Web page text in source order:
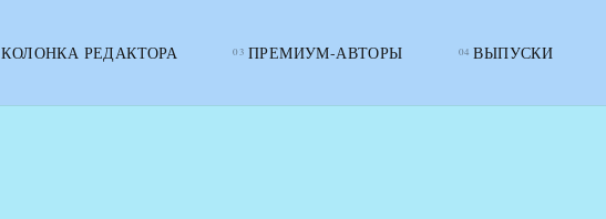
КОЛОНКА РЕДАКТОРА ПРЕМИУМ-АВТОРЫ ВЫПУСКИ